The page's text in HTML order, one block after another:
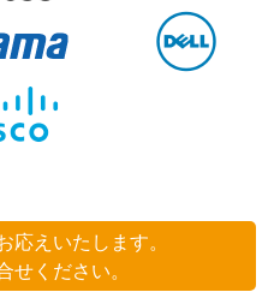
応えいたします。
せください。